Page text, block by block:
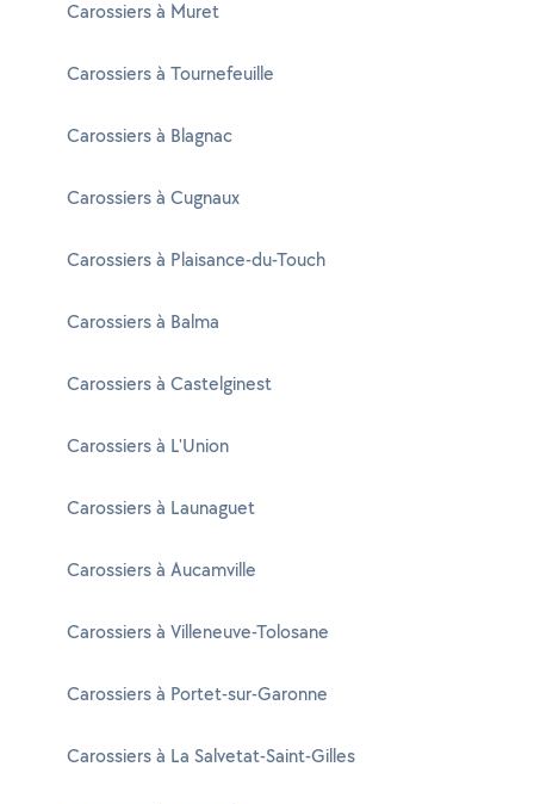
Carossiers à Muret
Carossiers à Tournefeuille
Carossiers à Blagnac
Carossiers à Cugnaux
Carossiers à Plaisance-du-Touch
Carossiers à Balma
Carossiers à Castelginest
Carossiers à L'Union
Carossiers à Launaguet
Carossiers à Aucamville
Carossiers à Villeneuve-Tolosane
Carossiers à Portet-sur-Garonne
Carossiers à La Salvetat-Saint-Gilles